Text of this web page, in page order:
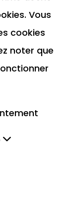
Vous
cookies
noter que